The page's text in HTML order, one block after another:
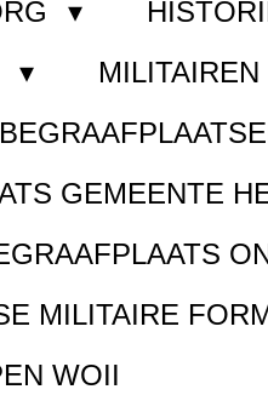
GEMEENTE
MILITAIRE
WOII